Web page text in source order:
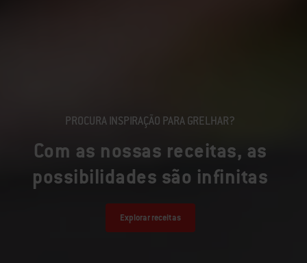
PROCURA INSPIRAÇÃO PARA GRELHAR?
Com as nossas receitas, as
possibilidades são infinitas
Explorar receitas